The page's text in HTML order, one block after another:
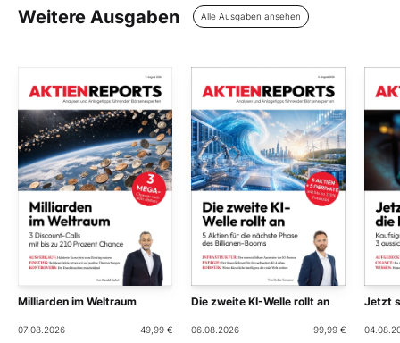
Weitere Ausgaben Alle Ausgaben ansehen
Milliarden im Weltraum
07.08.2026 49,99 €
Die zweite KI-Welle rollt an
06.08.2026 99,99 €
Jetzt